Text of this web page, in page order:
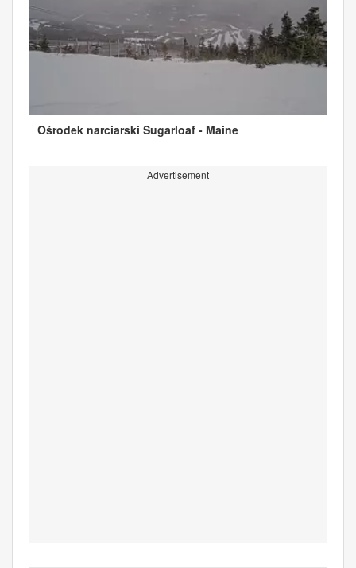
Ośrodek narciarski Sugarloaf - Maine
Advertisement